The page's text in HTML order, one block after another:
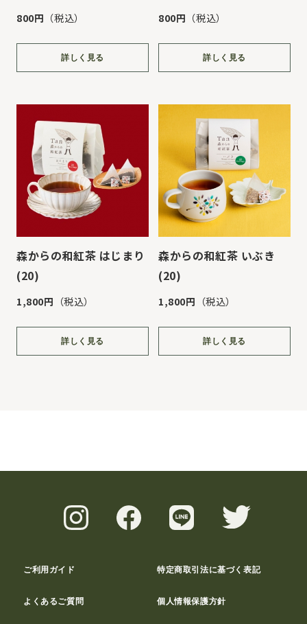
800円 （税込）
詳しく見る
800円 （税込）
詳しく見る
森からの和紅茶 はじまり
(20)
1,800円 （税込）
詳しく見る
森からの和紅茶 いぶき
(20)
1,800円 （税込）
詳しく見る
ご利用ガイド 特定商取引法に基づく表記
よくあるご質問 個人情報保護方針